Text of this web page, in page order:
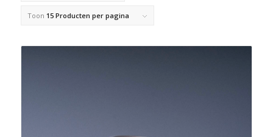
Toon 15 Producten per pagina